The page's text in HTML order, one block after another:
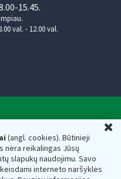
(angl. cookies). Būtinieji
nėra reikalingas Jūsų
slapukų naudojimu. Savo
interneto naršyklės
15.45.
val. - 12.00 val.
— 188659752,
Lietuva, el.paštas:
188659752